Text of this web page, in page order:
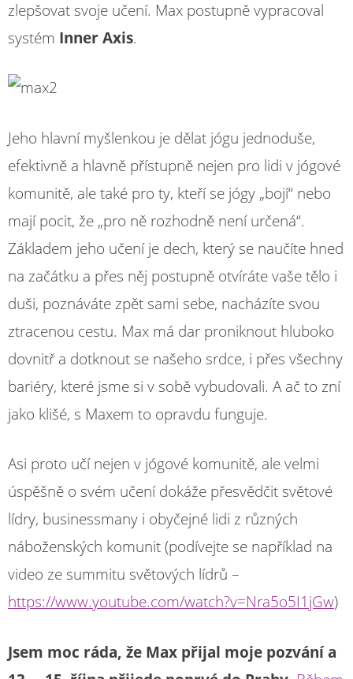
zlepšovat svoje učení. Max postupně vypracoval
systém Inner Axis.
Jeho hlavní myšlenkou je dělat jógu jednoduše,
efektivně a hlavně přístupně nejen pro lidi v jógové
komunitě, ale také pro ty, kteří se jógy „bojí“ nebo
mají pocit, že „pro ně rozhodně není určená“.
Základem jeho učení je dech, který se naučíte hned
na začátku a přes něj postupně otvíráte vaše tělo i
duši, poznáváte zpět sami sebe, nacházíte svou
ztracenou cestu. Max má dar proniknout hluboko
dovnitř a dotknout se našeho srdce, i přes všechny
bariéry, které jsme si v sobě vybudovali. A ač to zní
jako klišé, s Maxem to opravdu funguje.
Asi proto učí nejen v jógové komunitě, ale velmi
úspěšně o svém učení dokáže přesvědčit světové
lídry, businessmany i obyčejné lidi z různých
náboženských komunit (podívejte se například na
video ze summitu světových lídrů –
https://www.youtube.com/watch?v=Nra5o5I1jGw)
Jsem moc ráda, že Max přijal moje pozvání a